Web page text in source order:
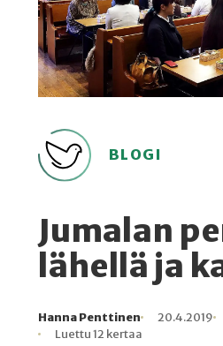
BLOGI
Jumalan
lähellä ja
Kirjoittaja
Hanna Penttinen
Julkaistu
20.4.2019
Lukuaika
Lukukertoja
Luettu 12 kertaa